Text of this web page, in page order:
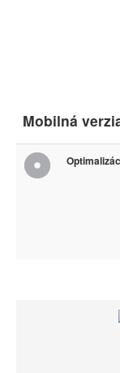
Mobilná